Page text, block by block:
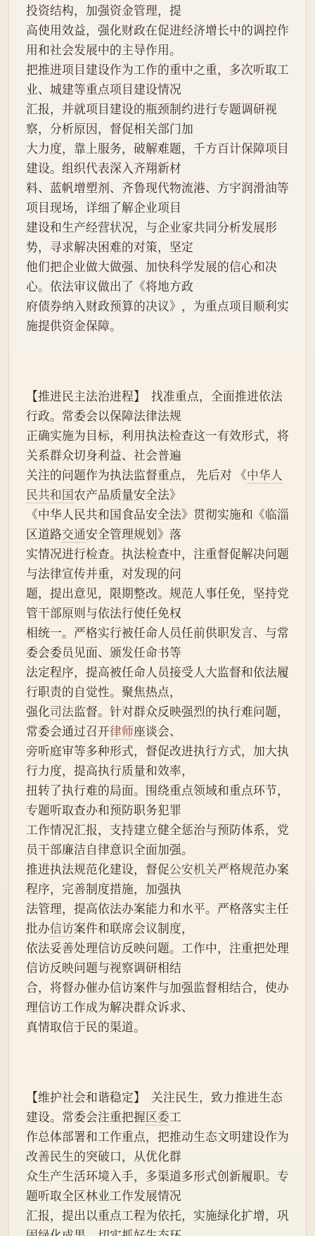
投资结构，加强资金管理，提
高使用效益，强化财政在促进经济增长中的调控作
用和社会发展中的主导作用。
把推进项目建设作为工作的重中之重，多次听取工
业、城建等重点项目建设情况
汇报，并就项目建设的瓶颈制约进行专题调研视
察，分析原因，督促相关部门加
大力度，靠上服务，破解难题，千方百计保障项目
建设。组织代表深入齐翔新材
料、蓝帆增塑剂、齐鲁现代物流港、方宇润滑油等
项目现场，详细了解企业项目
建设和生产经营状况，与企业家共同分析发展形
势，寻求解决困难的对策，坚定
他们把企业做大做强、加快科学发展的信心和决
心。依法审议做出了《将地方政
府债券纳入财政预算的决议》，为重点项目顺利实
施提供资金保障。
【推进民主法治进程】  找准重点，全面推进依法
行政。常委会以保障法律法规
正确实施为目标，利用执法检查这一有效形式，将
关系群众切身利益、社会普遍
关注的问题作为执法监督重点， 先后对 《中华人
民共和国农产品质量安全法》
《中华人民共和国食品安全法》贯彻实施和《临淄
区道路交通安全管理规划》落
实情况进行检查。执法检查中，注重督促解决问题
与法律宣传并重，对发现的问
题，提出意见，限期整改。规范人事任免，坚持党
管干部原则与依法行使任免权
相统一。严格实行被任命人员任前供职发言、与常
委会委员见面、颁发任命书等
法定程序，提高被任命人员接受人大监督和依法履
行职责的自觉性。聚焦热点，
强化司法监督。针对群众反映强烈的执行难问题，
常委会通过召开律师座谈会、
旁听庭审等多种形式，督促改进执行方式，加大执
行力度，提高执行质量和效率，
扭转了执行难的局面。围绕重点领域和重点环节，
专题听取查办和预防职务犯罪
工作情况汇报，支持建立健全惩治与预防体系，党
员干部廉洁自律意识全面加强。
推进执法规范化建设，督促公安机关严格规范办案
程序，完善制度措施，加强执
法管理，提高依法办案能力和水平。严格落实主任
批办信访案件和联席会议制度，
依法妥善处理信访反映问题。工作中，注重把处理
信访反映问题与视察调研相结
合，将督办催办信访案件与加强监督相结合，使办
理信访工作成为解决群众诉求、
真情取信于民的渠道。
【维护社会和谐稳定】  关注民生，致力推进生态
建设。常委会注重把握区委工
作总体部署和工作重点，把推动生态文明建设作为
改善民生的突破口，从优化群
众生产生活环境入手，多渠道多形式创新履职。专
题听取全区林业工作发展情况
汇报，提出以重点工程为依托，实施绿化扩增，巩